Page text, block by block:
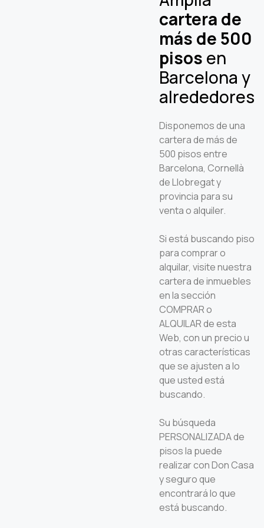
cartera de
más de 500
pisos en
Barcelona y
alrededores
Disponemos de una
cartera de más de
500 pisos entre
Barcelona, Cornellà
de Llobregat y
provincia para su
venta o alquiler.
Si está buscando piso
para comprar o
alquilar, visite nuestra
cartera de inmuebles
en la sección
COMPRAR o
ALQUILAR de esta
Web, con un precio u
otras características
que se ajusten a lo
que usted está
buscando.
Su búsqueda
PERSONALIZADA de
pisos la puede
realizar con Don Casa
y seguro que
encontrará lo que
está buscando.